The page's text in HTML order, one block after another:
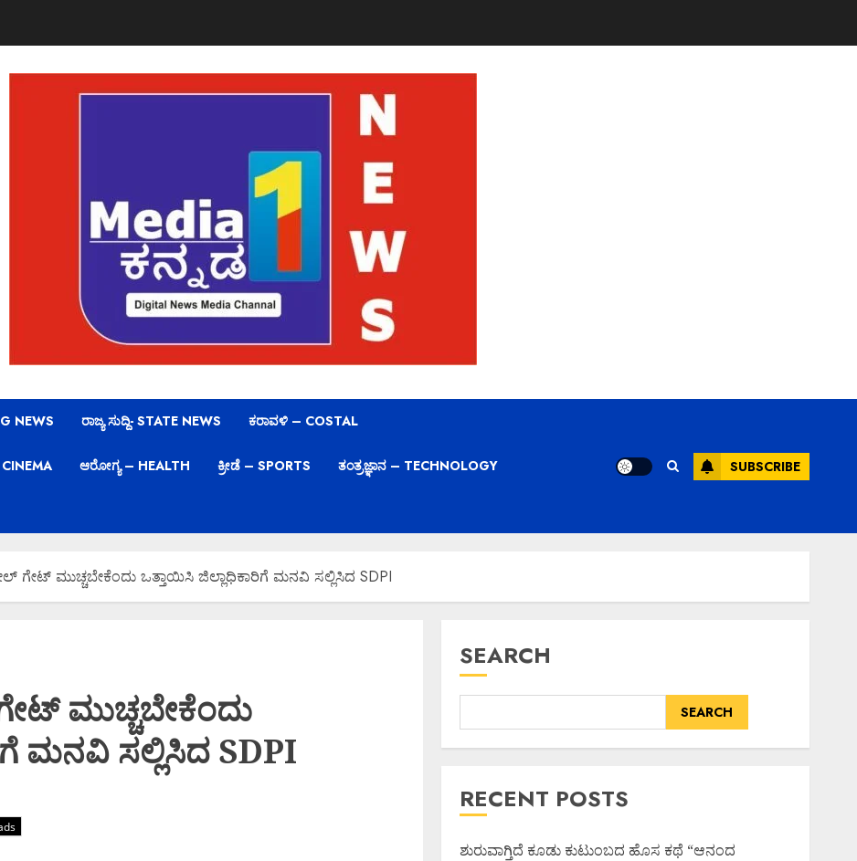
NEWS ರಾಜ್ಯ ಸುದ್ದಿ- STATE NEWS ಕರಾವಳಿ – COSTAL
ಆರೋಗ್ಯ – HEALTH ಕ್ರೀಡೆ – SPORTS ತಂತ್ರಜ್ಞಾನ – TECHNOLOGY SUBSCRIBE
ಗೇಟ್ ಮುಚ್ಚಬೇಕೆಂದು ಒತ್ತಾಯಿಸಿ ಜಿಲ್ಲಾಧಿಕಾರಿಗೆ ಮನವಿ ಸಲ್ಲಿಸಿದ SDPI
ಮುಚ್ಚಬೇಕೆಂದು
ಮನವಿ ಸಲ್ಲಿಸಿದ SDPI
SEARCH
SEARCH
RECENT POSTS
ಶುರುವಾಗ್ತಿದೆ ಕೂಡು ಕುಟುಂಬದ ಹೊಸ ಕಥೆ “ಆನಂದ